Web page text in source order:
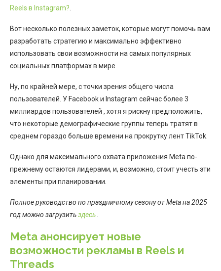
Reels в Instagram?
Вот несколько полезных заметок, которые могут помочь вам
разработать стратегию и максимально эффективно
использовать свои возможности на самых популярных
социальных платформах в мире.
Ну, по крайней мере, с точки зрения общего числа
пользователей. У Facebook и Instagram сейчас более 3
миллиардов пользователей , хотя я рискну предположить,
что некоторые демографические группы теперь тратят в
среднем гораздо больше времени на прокрутку лент TikTok.
Однако для максимального охвата приложения Meta по-
прежнему остаются лидерами, и, возможно, стоит учесть эти
элементы при планировании.
Полное руководство по праздничному сезону от Meta на 2025
год можно загрузитьздесь
Meta анонсирует новые
возможности рекламы в Reels и
Threads